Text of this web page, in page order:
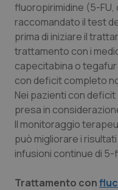
Molise
Piemonte
Provincia
Provincia
Puglia
Sardegna
Epatiti
HIV
Infezioni &
Ipertensione &
Malattie rare
Malattia di
fluoropirimidine (5-FU,
raccomandato il test
prima di iniziare il
trattamento con i
capecitabina o
con deficit completo
Nei pazienti con
presa in
Il monitoraggio
può migliorare i
infusioni continue di
Trattamento con